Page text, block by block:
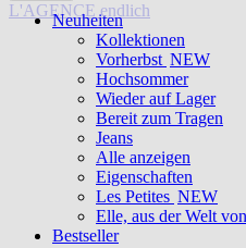
Neuheiten
Kollektionen
Vorherbst NEW
Hochsommer
Wieder auf Lager
Bereit zum Tragen
Jeans
Alle anzeigen
Eigenschaften
Les Petites NEW
Elle, aus der Welt
Bestseller
L'AGENCE endlich